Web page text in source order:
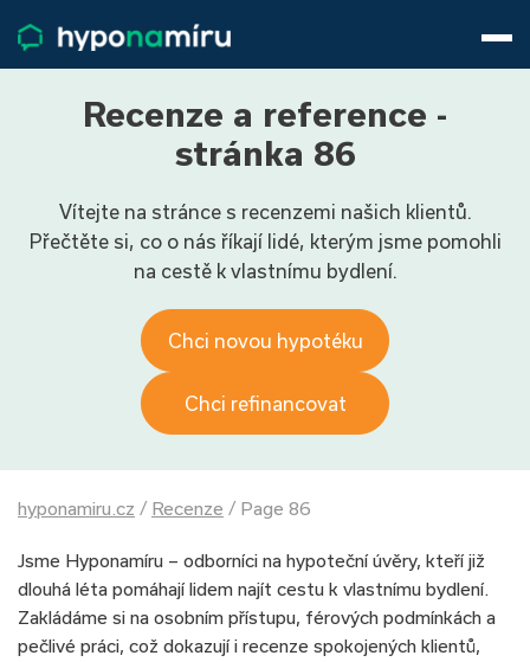
Životní pojištění
Pojištění nemovitosti
800 688 388
9−16 hod.
Přihlásit
Recenze a reference -
stránka 86
Vítejte na stránce s recenzemi našich klientů.
Přečtěte si, co o nás říkají lidé, kterým jsme pomohli
na cestě k vlastnímu bydlení.
Chci novou hypotéku
Chci refinancovat
hyponamiru.cz / Recenze / Page 86
Jsme Hyponamíru – odborníci na hypoteční úvěry, kteří již
dlouhá léta pomáhají lidem najít cestu k vlastnímu bydlení.
Zakládáme si na osobním přístupu, férových podmínkách a
pečlivé práci, což dokazují i recenze spokojených klientů,